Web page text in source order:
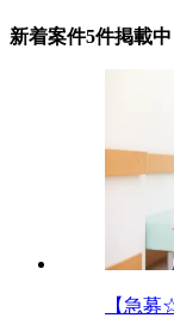
新着案件5件掲載中
【急